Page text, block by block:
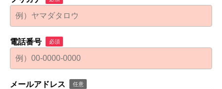
電話番号 必須
メールアドレス 任意